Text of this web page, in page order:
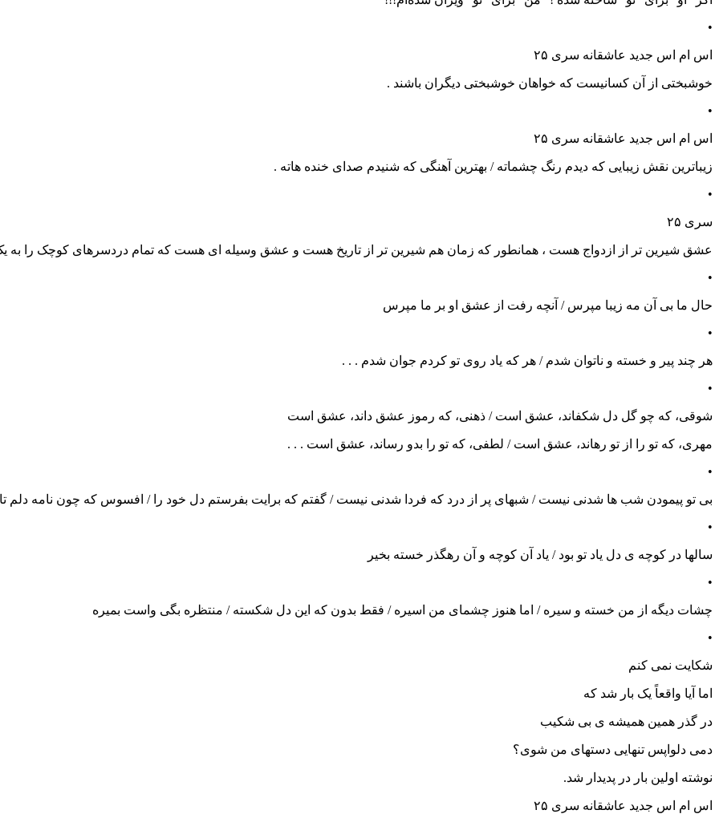
•
اس ام اس جدید عاشقانه سری ۲۵
خوشبختی از آن کسانیست که خواهان خوشبختی دیگران باشند .
•
اس ام اس جدید عاشقانه سری ۲۵
زیباترین نقش زیبایی که دیدم رنگ چشماته / بهترین آهنگی که شنیدم صدای خنده هاته .
•
سری ۲۵
عشق شیرین تر از ازدواج هست ، همانطور که زمان هم شیرین تر از تاریخ هست و عشق وسیله ای هست که تمام دردسرهای کوچک را به
•
حال ما بی آن مه زیبا مپرس / آنچه رفت از عشق او بر ما مپرس
•
هر چند پیر و خسته و ناتوان شدم / هر که یاد روی تو کردم جوان شدم . . .
•
شوقی، که چو گل دل شکفاند، عشق است / ذهنی، که رموز عشق داند، عشق است
مهری، که تو را از تو رهاند، عشق است / لطفی، که تو را بدو رساند، عشق است . . .
•
بی تو پیمودن شب ها شدنی نیست / شبهای پر از درد که فردا شدنی نیست / گفتم که برایت بفرستم دل خود را / افسوس که چون نامه دلم
•
سالها در کوچه ی دل یاد تو بود / یاد آن کوچه و آن رهگذر خسته بخیر
•
چشات دیگه از من خسته و سیره / اما هنوز چشمای من اسیره / فقط بدون که این دل شکسته / منتظره بگی واست بمیره
•
شکایت نمی کنم
اما آیا واقعاً یک بار شد که
در گذر همین همیشه ی بی شکیب
دمی دلواپس تنهایی دستهای من شوی؟
نوشته اولین بار در پدیدار شد.
اس ام اس جدید عاشقانه سری ۲۵